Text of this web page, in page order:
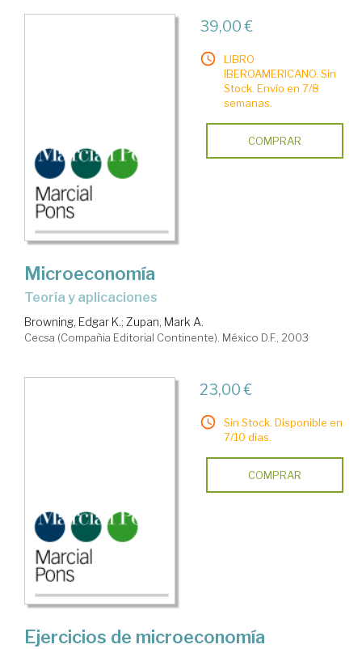
Manuales
39,00 €
LIBRO
IBEROAMERICANO. Sin
Stock. Envío en 7/8
semanas.
COMPRAR
Microeconomía
teoría y aplicaciones
Browning, Edgar K.; Zupan, Mark A.
Cecsa (Compañia Editorial Continente). México D.F., 2003
23,00 €
Sin Stock. Disponible en
7/10 días.
COMPRAR
Ejercicios de microeconomía